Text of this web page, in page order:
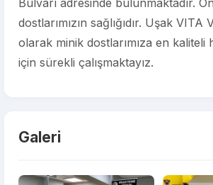
Bulvarı adresinde bulunmaktadır.
dostlarımızın sağlığıdır. Uşak VITA
olarak minik dostlarımıza en kaliteli
için sürekli çalışmaktayız.
Galeri